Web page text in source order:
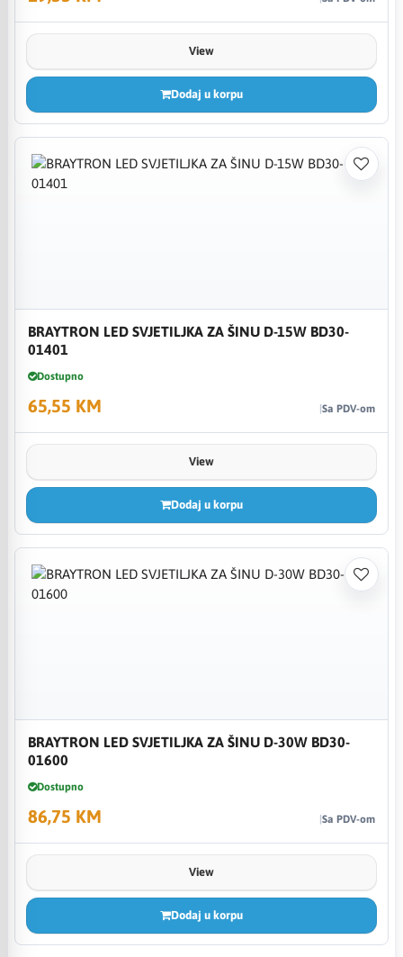
View
Dodaj u korpu
BRAYTRON LED SVJETILJKA ZA ŠINU D-15W BD30-
01401
Dostupno
65,55 KM Sa PDV-om
View
Dodaj u korpu
BRAYTRON LED SVJETILJKA ZA ŠINU D-30W BD30-
01600
Dostupno
86,75 KM Sa PDV-om
View
Dodaj u korpu